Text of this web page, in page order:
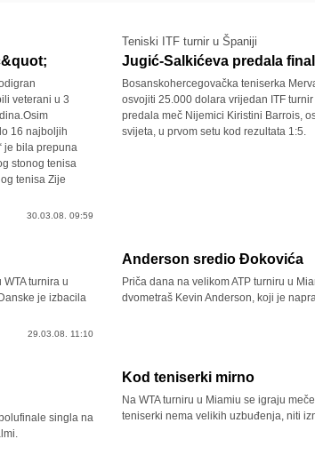
veterani u 3
16 najboljih
je bila prepuna
stonog tenisa
tenisa Zije
30.03.08. 09:59
Teniski ITF turnir u Španiji
Jugić-Salkićeva predala
Bosanskohercegovačka teniserka
osvojiti 25.000 dolara vrijedan ITF
predala meč Nijemici Kiristini Barrois,
svijeta, u prvom setu kod rezultata 1:5.
turnira u
je izbacila
29.03.08. 11:10
Anderson sredio Đokovića
Priča dana na velikom ATP turniru u
dvometraš Kevin Anderson, koji je
singla na
Kod teniserki mirno
Na WTA turniru u Miamiu se igraju
teniserki nema velikih uzbuđenja, niti